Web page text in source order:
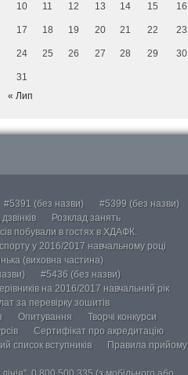
10 11 12 13 14 15 16
17 18 19 20 21 22 23
24 25 26 27 28 29 30
31
« Лип
#5391 (без назви)
#5399 (без назви)
Розклад занять
побували в гостях в ХДАФК.
спорту у 2016/2017 навчальному році
(виховна частина)
#5436 (без назви)
на 2016/2017 навчальний рік
за перевірку зошитів
Опитування
Творчі конкурси
Сертифікат про акредитацію
список вступників
Правила прийому